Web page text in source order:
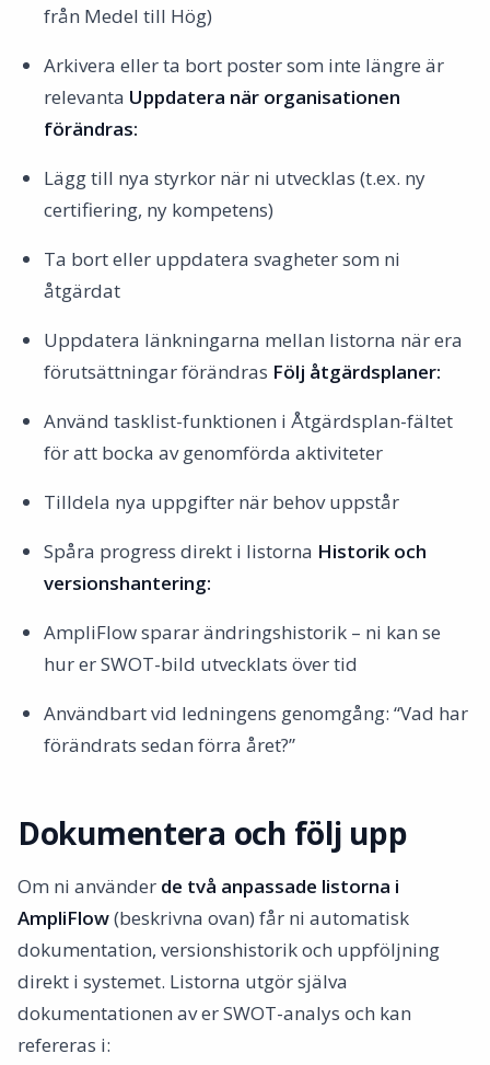
från Medel till Hög)
Arkivera eller ta bort poster som inte längre är
relevanta Uppdatera när organisationen
förändras:
Lägg till nya styrkor när ni utvecklas (t.ex. ny
certifiering, ny kompetens)
Ta bort eller uppdatera svagheter som ni
åtgärdat
Uppdatera länkningarna mellan listorna när era
förutsättningar förändras Följ åtgärdsplaner:
Använd tasklist-funktionen i Åtgärdsplan-fältet
för att bocka av genomförda aktiviteter
Tilldela nya uppgifter när behov uppstår
Spåra progress direkt i listorna Historik och
versionshantering:
AmpliFlow sparar ändringshistorik – ni kan se
hur er SWOT-bild utvecklats över tid
Användbart vid ledningens genomgång: “Vad har
förändrats sedan förra året?”
Dokumentera och följ upp
Om ni använder de två anpassade listorna i
AmpliFlow(beskrivna ovan) får ni automatisk
dokumentation, versionshistorik och uppföljning
direkt i systemet. Listorna utgör själva
dokumentationen av er SWOT-analys och kan
refereras i: